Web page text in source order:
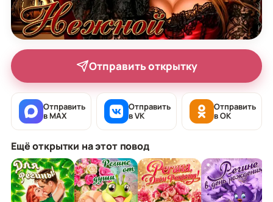
Отправить открытку
Отправить
в MAX
Отправить
в VK
Отправить
в OK
Ещё открытки на этот повод